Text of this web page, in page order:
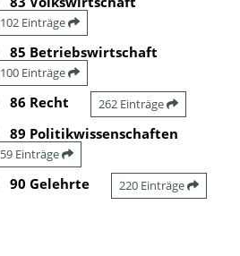
102 Einträge
85 Betriebswirtschaft
100 Einträge
86 Recht 262 Einträge
89 Politikwissenschaften
59 Einträge
90 Gelehrte 220 Einträge